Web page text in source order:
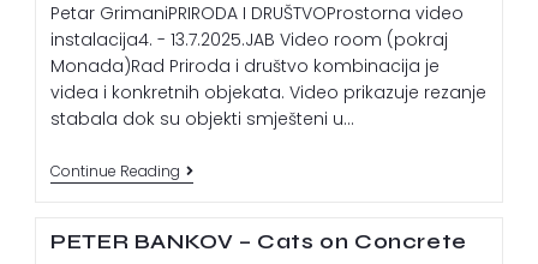
Petar GrimaniPRIRODA I DRUŠTVOProstorna video
instalacija4. - 13.7.2025.JAB Video room (pokraj
Monada)Rad Priroda i društvo kombinacija je
videa i konkretnih objekata. Video prikazuje rezanje
stabala dok su objekti smješteni u…
Continue Reading
PETER BANKOV – Cats on Concrete